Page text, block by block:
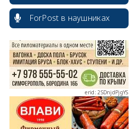
ForPost в наушниках
erid: 2SDnjdPjgYS
erid: 2SDnjdvhGXG